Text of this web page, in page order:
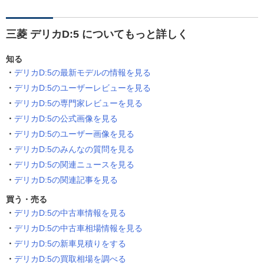
三菱 デリカD:5 についてもっと詳しく
知る
デリカD:5の最新モデルの情報を見る
デリカD:5のユーザーレビューを見る
デリカD:5の専門家レビューを見る
デリカD:5の公式画像を見る
デリカD:5のユーザー画像を見る
デリカD:5のみんなの質問を見る
デリカD:5の関連ニュースを見る
デリカD:5の関連記事を見る
買う・売る
デリカD:5の中古車情報を見る
デリカD:5の中古車相場情報を見る
デリカD:5の新車見積りをする
デリカD:5の買取相場を調べる